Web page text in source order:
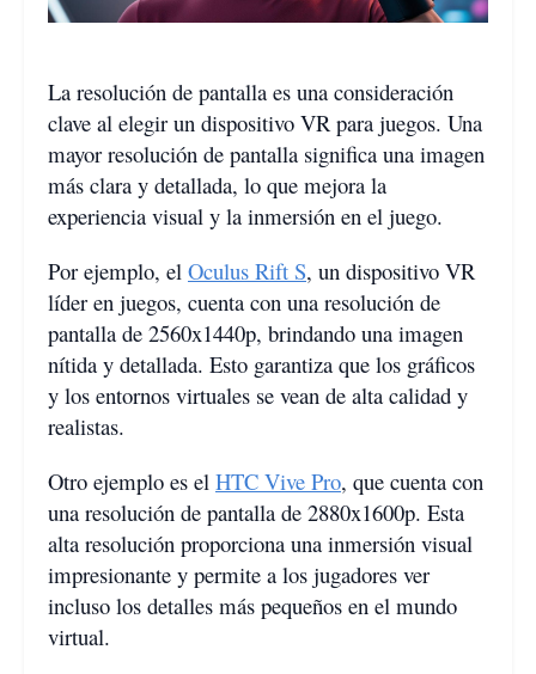
La resolución de pantalla es una consideración
clave al elegir un dispositivo VR para juegos. Una
mayor resolución de pantalla significa una imagen
más clara y detallada, lo que mejora la
experiencia visual y la inmersión en el juego.
Por ejemplo, el Oculus Rift S, un dispositivo VR
líder en juegos, cuenta con una resolución de
pantalla de 2560x1440p, brindando una imagen
nítida y detallada. Esto garantiza que los gráficos
y los entornos virtuales se vean de alta calidad y
realistas.
Otro ejemplo es el HTC Vive Pro, que cuenta con
una resolución de pantalla de 2880x1600p. Esta
alta resolución proporciona una inmersión visual
impresionante y permite a los jugadores ver
incluso los detalles más pequeños en el mundo
virtual.